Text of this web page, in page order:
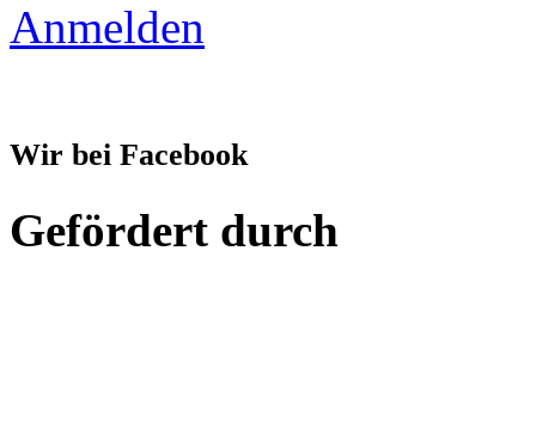
Anmelden
Wir bei Facebook
Gefördert durch